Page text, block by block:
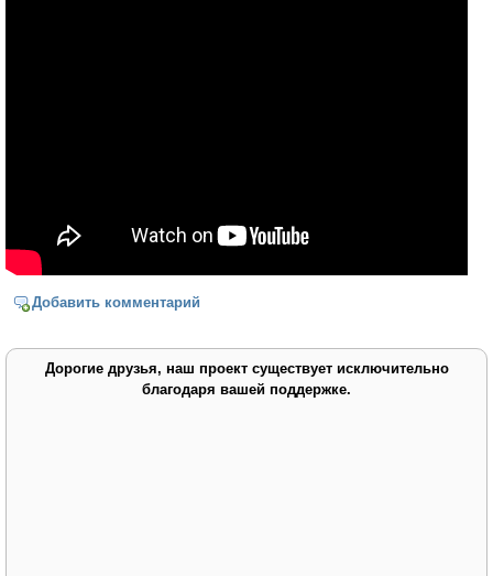
Добавить комментарий
Дорогие друзья, наш проект существует исключительно
благодаря вашей поддержке.